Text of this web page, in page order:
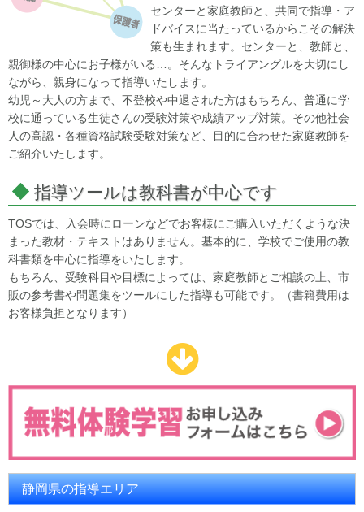
センターと家庭教師と、共同で指導・ア
ドバイスに当たっているからこその解決
策も生まれます。センターと、教師と、
親御様の中心にお子様がいる…。そんなトライアングルを大切にし
ながら、親身になって指導いたします。
幼児～大人の方まで、不登校や中退された方はもちろん、普通に学
校に通っている生徒さんの受験対策や成績アップ対策。その他社会
人の高認・各種資格試験受験対策など、目的に合わせた家庭教師を
ご紹介いたします。
指導ツールは教科書が中心です
TOSでは、入会時にローンなどでお客様にご購入いただくような決
まった教材・テキストはありません。基本的に、学校でご使用の教
科書類を中心に指導をいたします。
もちろん、受験科目や目標によっては、家庭教師とご相談の上、市
販の参考書や問題集をツールにした指導も可能です。（書籍費用は
お客様負担となります）
静岡県の指導エリア